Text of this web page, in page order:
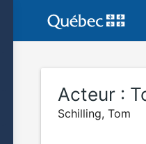
Acteur :
Schilling, Tom